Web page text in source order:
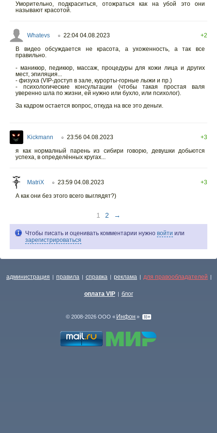
Уморительно, подкраситься, отожраться как на убой это они
называют красотой.
Whatevs ○ 22:04 04.08.2023
+2
В видео обсуждается не красота, а ухоженность, а так все
правильно.
- маникюр, педикюр, массаж, процедуры для кожи лица и других
мест, эпиляция...
- физуха (VIP-доступ в зале, курорты-горные лыжи и пр.)
- психологические консультации (чтобы такая простая валя
уверенно шла по жизни, ей нужно или бухло, или психолог).
За кадром остается вопрос, откуда на все это деньги.
Kickmann ○ 23:56 04.08.2023
+3
я как нормалный парень из сибири говорю, девушки добьются
успеха, в определённых кругах...
MatriX ○ 23:59 04.08.2023
+3
А как они без этого всего выглядят?)
1 2 →
Чтобы писать и оценивать комментарии нужно войти или
зарегистрироваться
администрация | правила | справка | реклама | для правообладателей |
оплата VIP | блог
© 2008-2026 ООО « Инфон »